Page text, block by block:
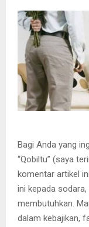
Bagi Anda yang
“Qobiltu” (saya
komentar artikel
ini kepada
membutuhkan.
dalam kebajikan,